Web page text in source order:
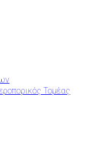
Τομέας